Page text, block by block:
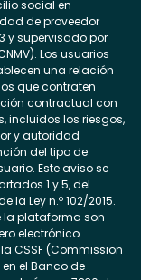
social en
de proveedor
y supervisado por
Los usuarios
una relación
que contraten
contractual con
incluidos los riesgos,
y autoridad
del tipo de
Este aviso se
1 y 5, del
la Ley n.º 102/2015.
la plataforma son
electrónico
CSSF (Commission
el Banco de